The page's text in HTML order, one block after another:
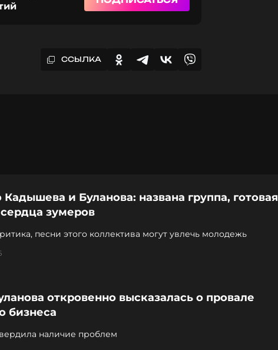
ССЫЛКА
Кадышева и Буланова: названа группа, готовая
зумеров
песни этого коллектива могут увлечь молодежь
откровенно высказалась о провале
бизнеса
наличие проблем